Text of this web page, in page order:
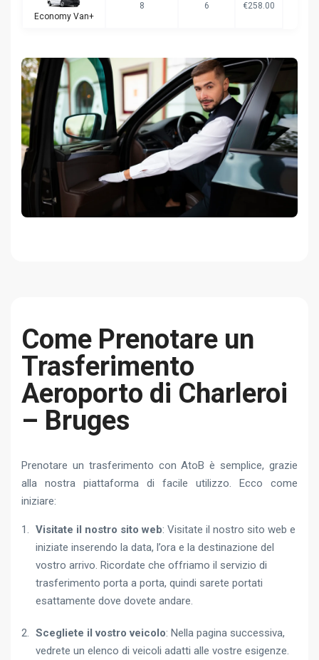
Economy Van+
8 6 €258.00
Come Prenotare un
Trasferimento
Aeroporto di Charleroi
– Bruges
Prenotare un trasferimento con AtoB è semplice, grazie
alla nostra piattaforma di facile utilizzo. Ecco come
iniziare:
Visitate il nostro sito web: Visitate il nostro sito web e
iniziate inserendo la data, l’ora e la destinazione del
vostro arrivo. Ricordate che offriamo il servizio di
trasferimento porta a porta, quindi sarete portati
esattamente dove dovete andare.
Scegliete il vostro veicolo: Nella pagina successiva,
vedrete un elenco di veicoli adatti alle vostre esigenze.